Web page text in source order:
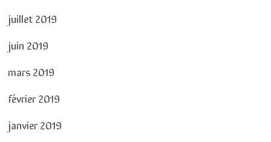
juillet 2019
juin 2019
mars 2019
février 2019
janvier 2019